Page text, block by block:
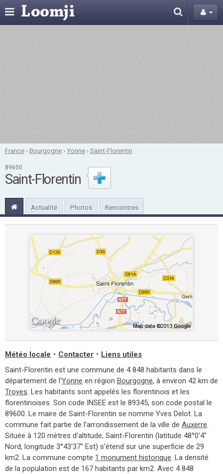
France ›Bourgogne ›Yonne ›Saint-Florentin
89600
Saint-Florentin
Actualité Photos Rencontres
Météo locale • Contacter • Liens utiles
Saint-Florentin est une commune de 4 848 habitants dans le
département de l'Yonne en région Bourgogne, à environ 42 km de
Troyes. Les habitants sont appelés les florentinois et les
florentinoises. Son code INSEE est le 89345, son code postal le
89600. Le maire de Saint-Florentin se nomme Yves Delot. La
commune fait partie de l'arrondissement de la ville de Auxerre.
Située à 120 mètres d'altitude, Saint-Florentin (latitude 48°0'4''
Nord, longitude 3°43'37'' Est) s'étend sur une superficie de 29
km2. La commune compte 1 monument historique. La densité
de la population est de 167 habitants par km2. Avec 4 848